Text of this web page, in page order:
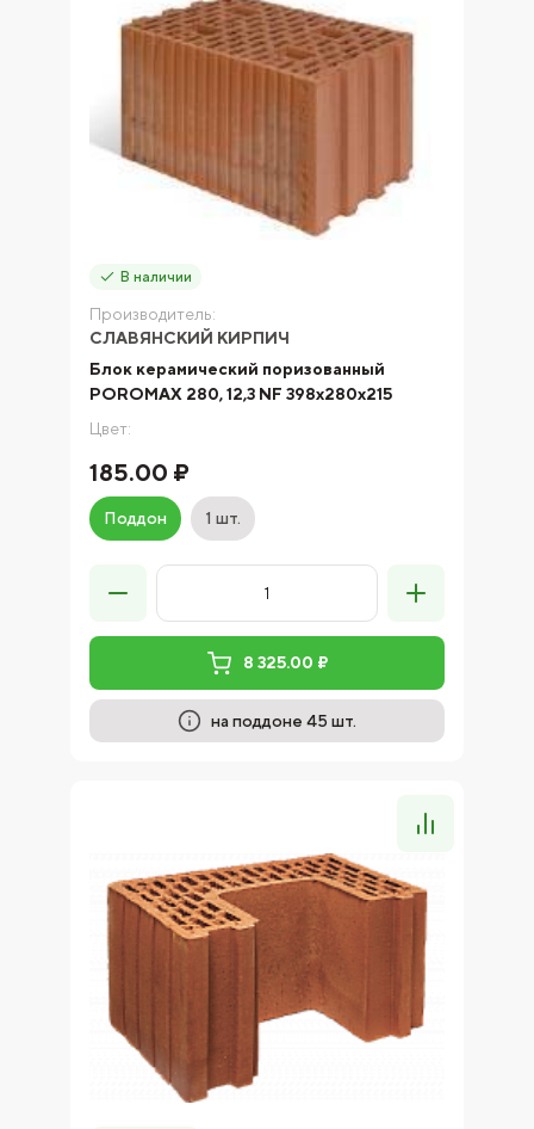
В наличии
Производитель:
СЛАВЯНСКИЙ КИРПИЧ
Блок керамический поризованный
POROMAX 280, 12,3 NF 398х280х215
Цвет:
185.00 ₽
Поддон 1 шт.
8 325.00 ₽
на поддоне 45 шт.